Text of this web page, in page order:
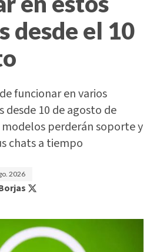
desde el 10
funcionar en varios
10 de agosto de
modelos perderán soporte y
chats a tiempo
2026